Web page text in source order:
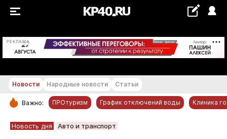
РЕКЛАМА +22...+23 °С
РУБРИКИ
Новости Народные новости Статьи
Важно: ПРОтуризм График отключений воды Клиника
Новость дня Авто и транспорт